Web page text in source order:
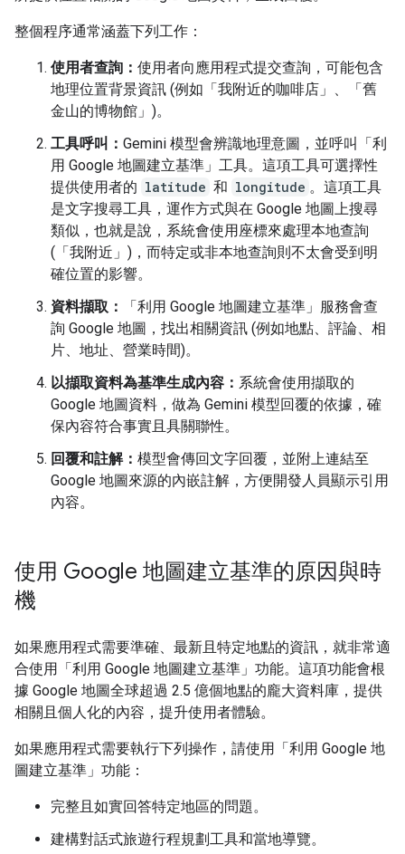
整個程序通常涵蓋下列工作：
使用者查詢： 使用者向應用程式提交查詢，可能包含
地理位置背景資訊 (例如「我附近的咖啡店」、「舊
金山的博物館」)。
工具呼叫： Gemini 模型會辨識地理意圖，並呼叫「利
用 Google 地圖建立基準」工具。這項工具可選擇性
提供使用者的 latitude 和 longitude 。這項工具
是文字搜尋工具，運作方式與在 Google 地圖上搜尋
類似，也就是說，系統會使用座標來處理本地查詢
(「我附近」)，而特定或非本地查詢則不太會受到明
確位置的影響。
資料擷取：
「利用 Google 地圖建立基準」服務會查
詢 Google 地圖，找出相關資訊 (例如地點、評論、相
片、地址、營業時間)。
以擷取資料為基準生成內容： 系統會使用擷取的
Google 地圖資料，做為 Gemini 模型回覆的依據，確
保內容符合事實且具關聯性。
回覆和註解： 模型會傳回文字回覆，並附上連結至
Google 地圖來源的內嵌註解，方便開發人員顯示引用
內容。
使用 Google 地圖建立基準的原因與時
機
如果應用程式需要準確、最新且特定地點的資訊，就非常適
合使用「利用 Google 地圖建立基準」功能。這項功能會根
據 Google 地圖全球超過 2.5 億個地點的龐大資料庫，提供
相關且個人化的內容，提升使用者體驗。
如果應用程式需要執行下列操作，請使用「利用 Google 地
圖建立基準」功能：
完整且如實回答特定地區的問題。
建構對話式旅遊行程規劃工具和當地導覽。